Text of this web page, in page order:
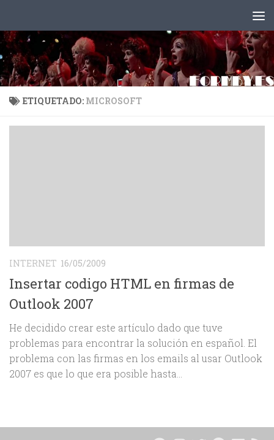
ETIQUETADO: MICROSOFT
INTERNET 16/05/2009
Insertar codigo HTML en firmas de
Outlook 2007
He decidido crear este artículo dado que tuve
problemas para encontrar la solución en español. El
problema con las firmas en los emails al usar Outlook
2007 es que lo que era posible hasta...